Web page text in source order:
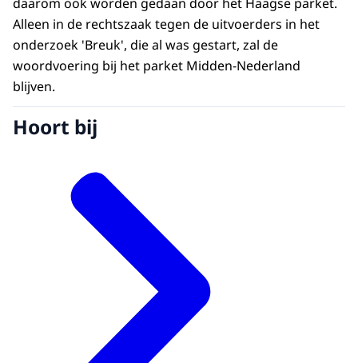
daarom ook worden gedaan door het Haagse parket.
Alleen in de rechtszaak tegen de uitvoerders in het
onderzoek 'Breuk', die al was gestart, zal de
woordvoering bij het parket Midden-Nederland
blijven.
Hoort bij